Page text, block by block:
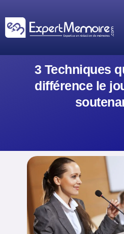
au
contenu
3 Techniques
différence le